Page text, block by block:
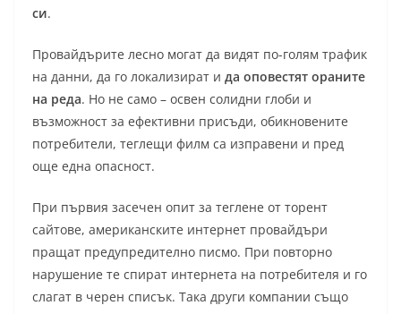
си.
Провайдърите лесно могат да видят по-голям трафик
на данни, да го локализират и да оповестят ораните
на реда. Но не само – освен солидни глоби и
възможност за ефективни присъди, обикновените
потребители, теглещи филм са изправени и пред
още една опасност.
При първия засечен опит за теглене от торент
сайтове, американските интернет провайдъри
пращат предупредително писмо. При повторно
нарушение те спират интернета на потребителя и го
слагат в черен списък. Така други компании също